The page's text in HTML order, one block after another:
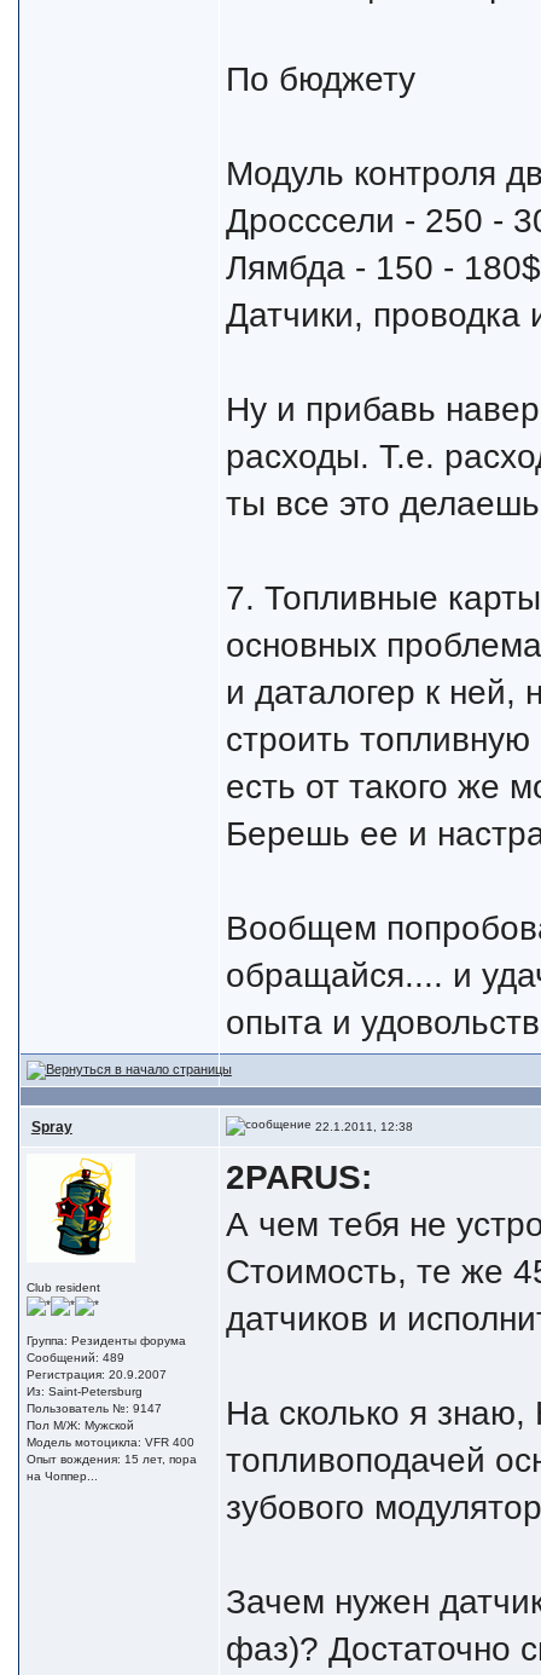
По бюджету
Модуль контроля
Дросссели - 250 -
Лямбда - 150 - 180$
Датчики, проводка
Ну и прибавь
расходы. Т.е.
ты все это
7. Топливные
основных
и даталогер к ней,
строить
есть от такого же
Берешь ее и
Вообщем
обращайся.... и
опыта и
Spray 22.1.2011, 12:38
Club resident
Группа: Резиденты форума
Сообщений: 489
Регистрация: 20.9.2007
Из: Saint-Petersburg
Пользователь №: 9147
Пол М/Ж: Мужской
Модель мотоцикла: VFR 400
Опыт вождения: 15 лет, пора
на Чоппер...
2PARUS:
А чем тебя не
Стоимость, те же
датчиков и
На сколько я знаю,
топливоподачей
зубового
Зачем нужен
фаз)? Достаточно